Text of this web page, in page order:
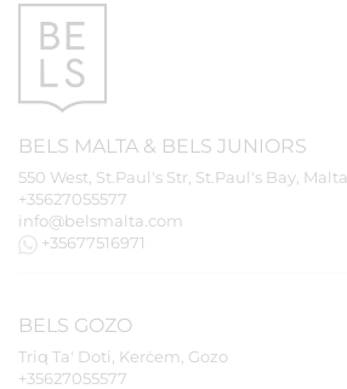
BELS MALTA & BELS JUNIORS
550 West, St.Paul's Str, St.Paul's Bay, Malta
+35627055577
info@belsmalta.com
+35677516971
BELS GOZO
Triq Ta' Doti, Kerċem, Gozo
+35627055577